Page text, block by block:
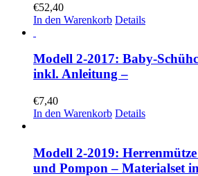
€52,40
In den Warenkorb Details
Modell 2-2017: Baby-
inkl. Anleitung –
€7,40
In den Warenkorb Details
Modell 2-2019:
und Pompon – Materialset